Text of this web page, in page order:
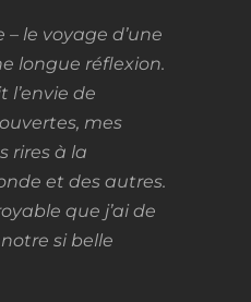
le voyage d’une
longue réflexion.
l’envie de
mes
rires à la
et des autres.
que j’ai de
si belle